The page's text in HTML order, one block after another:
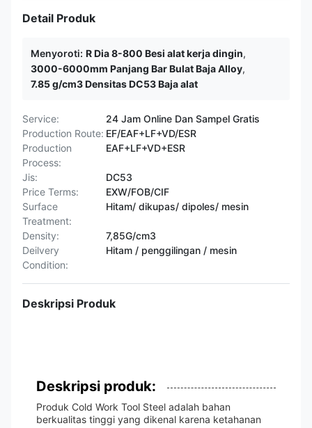
Detail Produk
Menyoroti: R Dia 8-800 Besi alat kerja dingin,
3000-6000mm Panjang Bar Bulat Baja Alloy,
7.85 g/cm3 Densitas DC53 Baja alat
Service:
24 Jam Online Dan Sampel Gratis
Production Route: EF/EAF+LF+VD/ESR
Production
Process:
EAF+LF+VD+ESR
Jis:
DC53
Price Terms:
EXW/FOB/CIF
Surface
Treatment:
Hitam/ dikupas/ dipoles/ mesin
Density:
7,85G/cm3
Deilvery
Condition:
Hitam / penggilingan / mesin
Deskripsi Produk
Deskripsi produk:
Produk Cold Work Tool Steel adalah bahan
berkualitas tinggi yang dikenal karena ketahanan